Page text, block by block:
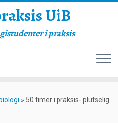
UiB
i praksis
» 50 timer i praksis- plutselig